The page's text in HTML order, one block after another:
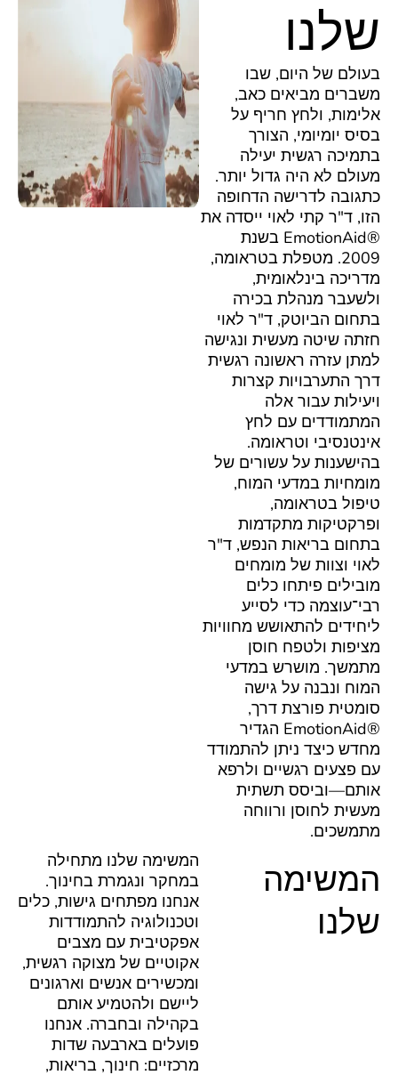
שלנו
בעולם של היום, שבו
משברים מביאים כאב,
אלימות, ולחץ חריף על
בסיס יומיומי, הצורך
בתמיכה רגשית יעילה
מעולם לא היה גדול יותר.
כתגובה לדרישה הדחופה
הזו, ד"ר קתי לאוי ייסדה את
®EmotionAid בשנת
2009. מטפלת בטראומה,
מדריכה בינלאומית,
ולשעבר מנהלת בכירה
בתחום הביוטק, ד"ר לאוי
חזתה שיטה מעשית ונגישה
למתן עזרה ראשונה רגשית
דרך התערבויות קצרות
ויעילות עבור אלה
המתמודדים עם לחץ
אינטנסיבי וטראומה.
בהישענות על עשורים של
מומחיות במדעי המוח,
טיפול בטראומה,
ופרקטיקות מתקדמות
בתחום בריאות הנפש, ד"ר
לאוי וצוות של מומחים
מובילים פיתחו כלים
רבי־עוצמה כדי לסייע
ליחידים להתאושש מחוויות
מציפות ולטפח חוסן
מתמשך. מושרש במדעי
המוח ונבנה על גישה
סומטית פורצת דרך,
®EmotionAid הגדיר
מחדש כיצד ניתן להתמודד
עם פצעים רגשיים ולרפא
אותם—וביסס תשתית
מעשית לחוסן ורווחה
מתמשכים.
המשימה
שלנו
המשימה שלנו מתחילה
במחקר ונגמרת בחינוך.
אנחנו מפתחים גישות, כלים
וטכנולוגיה להתמודדות
אפקטיבית עם מצבים
אקוטיים של מצוקה רגשית,
ומכשירים אנשים וארגונים
ליישם ולהטמיע אותם
בקהילה ובחברה. אנחנו
פועלים בארבעה שדות
מרכזיים: חינוך, בריאות,